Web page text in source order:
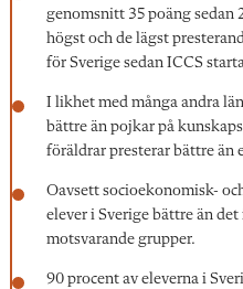
genomsnitt 35 poäng sedan
högst och de lägst
för Sverige sedan ICCS
I likhet med många andra
bättre än pojkar på
föräldrar presterar bättre än
Oavsett socioekonomisk-
elever i Sverige bättre än
motsvarande grupper.
90 procent av eleverna i